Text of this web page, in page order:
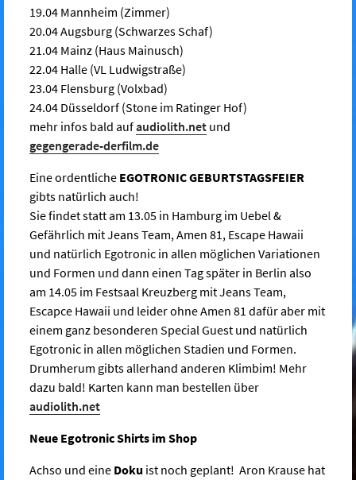
19.04 Mannheim (Zimmer)
20.04 Augsburg (Schwarzes Schaf)
21.04 Mainz (Haus Mainusch)
22.04 Halle (VL Ludwigstraße)
23.04 Flensburg (Volxbad)
24.04 Düsseldorf (Stone im Ratinger Hof)
mehr infos bald aufaudiolith.net und
gegengerade-derfilm.de
Eine ordentliche EGOTRONIC GEBURTSTAGSFEIER
gibts natürlich auch!
Sie findet statt am 13.05 in Hamburg im Uebel &
Gefährlich mit Jeans Team, Amen 81, Escape Hawaii
und natürlich Egotronic in allen möglichen Variationen
und Formen und dann einen Tag später in Berlin also
am 14.05 im Festsaal Kreuzberg mit Jeans Team,
Escapce Hawaii und leider ohne Amen 81 dafür aber mit
einem ganz besonderen Special Guest und natürlich
Egotronic in allen möglichen Stadien und Formen.
Drumherum gibts allerhand anderen Klimbim! Mehr
dazu bald! Karten kann man bestellen über
audiolith.net
Neue Egotronic Shirts im Shop
Achso und eine Doku ist noch geplant! Aron Krause hat